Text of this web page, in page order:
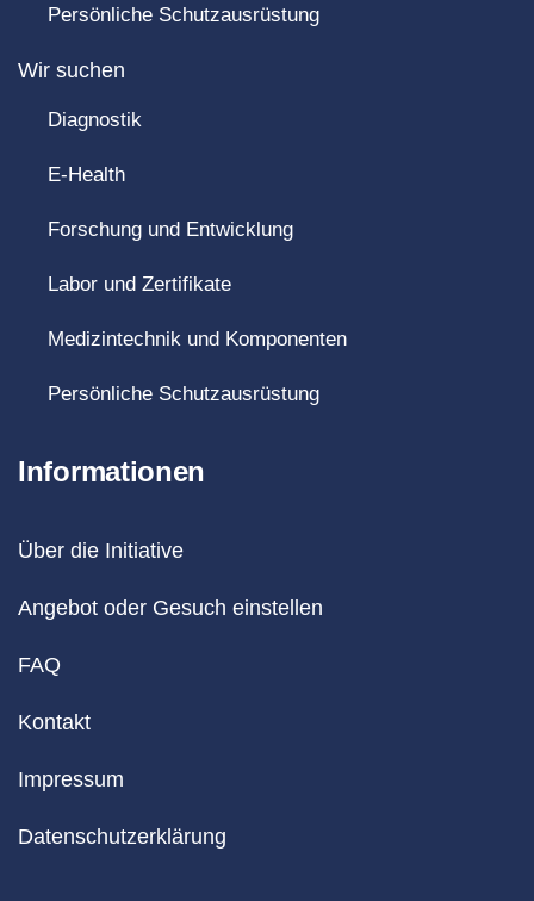
Persönliche Schutzausrüstung
Wir suchen
Diagnostik
E-Health
Forschung und Entwicklung
Labor und Zertifikate
Medizintechnik und Komponenten
Persönliche Schutzausrüstung
Informationen
Über die Initiative
Angebot oder Gesuch einstellen
FAQ
Kontakt
Impressum
Datenschutzerklärung